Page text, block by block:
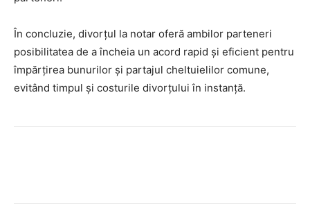
În concluzie, divorțul la notar oferă ambilor parteneri
posibilitatea de a încheia un acord rapid și eficient pentru
împărțirea bunurilor și partajul cheltuielilor comune,
evitând timpul și costurile divorțului în instanță.